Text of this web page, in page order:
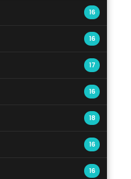
16
16
17
16
18
16
16